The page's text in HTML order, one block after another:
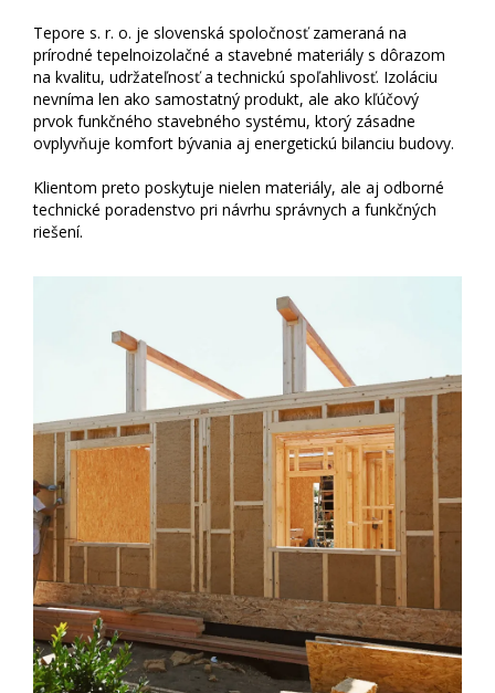
Tepore s. r. o. je slovenská spoločnosť zameraná na
prírodné tepelnoizolačné a stavebné materiály s dôrazom
na kvalitu, udržateľnosť a technickú spoľahlivosť. Izoláciu
nevníma len ako samostatný produkt, ale ako kľúčový
prvok funkčného stavebného systému, ktorý zásadne
ovplyvňuje komfort bývania aj energetickú bilanciu budovy.
Klientom preto poskytuje nielen materiály, ale aj odborné
technické poradenstvo pri návrhu správnych a funkčných
riešení.